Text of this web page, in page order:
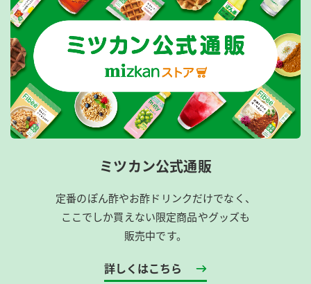
ミツカン公式通販
定番のぽん酢やお酢ドリンクだけでなく、
ここでしか買えない限定商品やグッズも
販売中です。
詳しくはこちら